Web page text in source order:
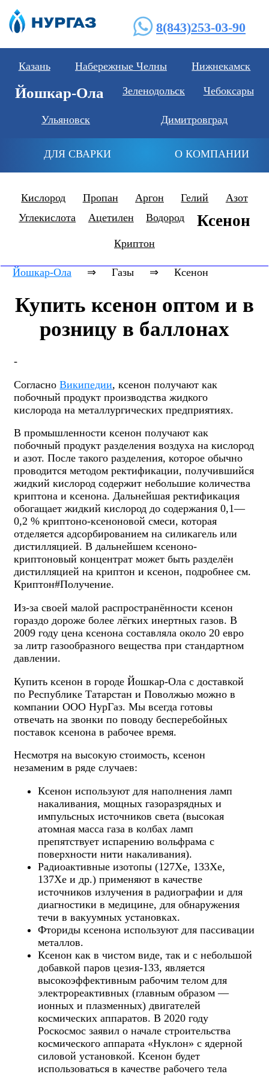
8(843)253-03-90
Казань Набережные Челны Нижнекамск
Йошкар-Ола Зеленодольск Чебоксары
Ульяновск Димитровград
ДЛЯ СВАРКИ О КОМПАНИИ
Кислород Пропан Аргон Гелий
Азот
Углекислота
Ацетилен Водород Ксенон
Криптон
Йошкар-Ола ⇒ Газы ⇒ Ксенон
Купить ксенон оптом и в
розницу в баллонах
-
СогласноВикипедии, ксенон получают как
побочный продукт производства жидкого
кислорода на металлургических предприятиях.
В промышленности ксенон получают как
побочный продукт разделения воздуха на кислород
и азот. После такого разделения, которое обычно
проводится методом ректификации, получившийся
жидкий кислород содержит небольшие количества
криптона и ксенона. Дальнейшая ректификация
обогащает жидкий кислород до содержания 0,1—
0,2 % криптоно-ксеноновой смеси, которая
отделяется адсорбированием на силикагель или
дистилляцией. В дальнейшем ксеноно-
криптоновый концентрат может быть разделён
дистилляцией на криптон и ксенон, подробнее см.
Криптон#Получение.
Из-за своей малой распространённости ксенон
гораздо дороже более лёгких инертных газов. В
2009 году цена ксенона составляла около 20 евро
за литр газообразного вещества при стандартном
давлении.
Купить ксенон в городе Йошкар-Ола с доставкой
по Республике Татарстан и Поволжью можно в
компании ООО НурГаз. Мы всегда готовы
отвечать на звонки по поводу бесперебойных
поставок ксенона в рабочее время.
Несмотря на высокую стоимость, ксенон
незаменим в ряде случаев:
Ксенон используют для наполнения ламп
накаливания, мощных газоразрядных и
импульсных источников света (высокая
атомная масса газа в колбах ламп
препятствует испарению вольфрама с
поверхности нити накаливания).
Радиоактивные изотопы (127Xe, 133Xe,
137Xe и др.) применяют в качестве
источников излучения в радиографии и для
диагностики в медицине, для обнаружения
течи в вакуумных установках.
Фториды ксенона используют для пассивации
металлов.
Ксенон как в чистом виде, так и с небольшой
добавкой паров цезия-133, является
высокоэффективным рабочим телом для
электрореактивных (главным образом —
ионных и плазменных) двигателей
космических аппаратов. В 2020 году
Роскосмос заявил о начале строительства
космического аппарата «Нуклон» с ядерной
силовой установкой. Ксенон будет
использоваться в качестве рабочего тела